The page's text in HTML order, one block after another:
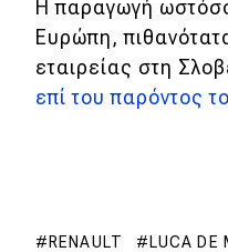
Η παραγωγή
Ευρώπη,
εταιρείας στη
επί του παρόντος
RENAULT LUCA DE